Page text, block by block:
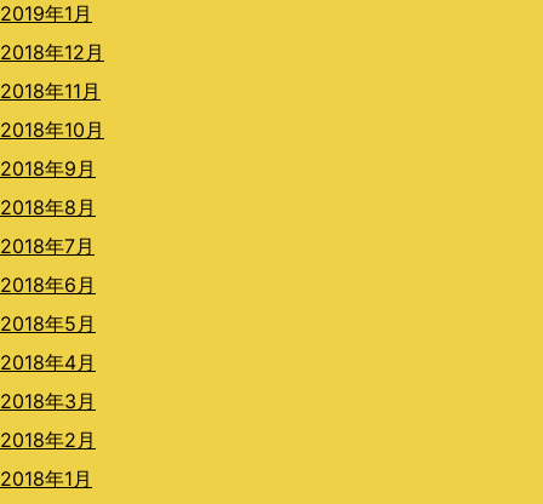
2019年1月
2018年12月
2018年11月
2018年10月
2018年9月
2018年8月
2018年7月
2018年6月
2018年5月
2018年4月
2018年3月
2018年2月
2018年1月